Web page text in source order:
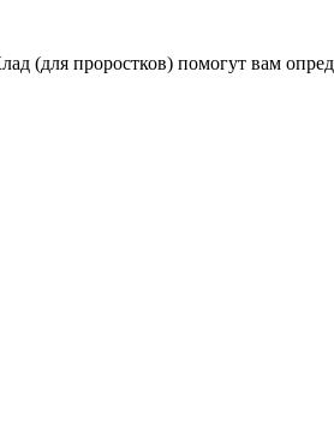
(для проростков) помогут вам